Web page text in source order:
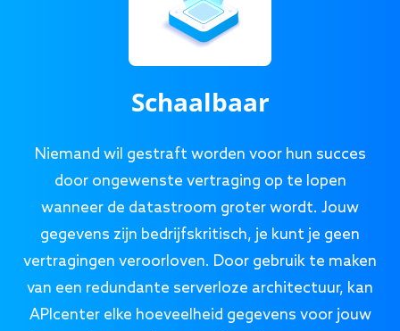
Schaalbaar
Niemand wil gestraft worden voor hun succes
door ongewenste vertraging op te lopen
wanneer de datastroom groter wordt. Jouw
gegevens zijn bedrijfskritisch, je kunt je geen
vertragingen veroorloven. Door gebruik te maken
van een redundante serverloze architectuur, kan
APIcenter elke hoeveelheid gegevens voor jouw